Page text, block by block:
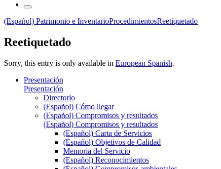
(Español) Patrimonio e InventarioProcedimientosReetiquetado
Reetiquetado
Sorry, this entry is only available in European Spanish.
Presentación
Presentación
Directorio
(Español) Cómo llegar
(Español) Compromisos y resultados
(Español) Compromisos y resultados
(Español) Carta de Servicios
(Español) Objetivos de Calidad
Memoria del Servicio
(Español) Reconocimientos